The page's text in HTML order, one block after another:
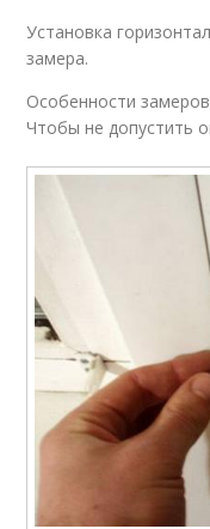
Установка
замера.
Особенности
Чтобы не допустить